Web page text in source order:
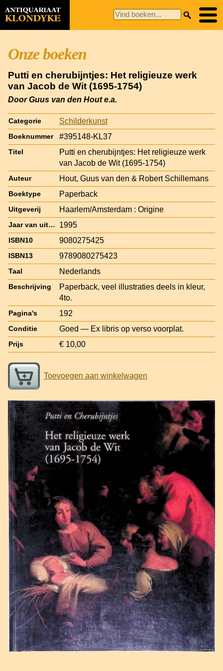
Onze boeken
Putti en cherubijntjes: Het religieuze werk
van Jacob de Wit (1695-1754)
Door Guus van den Hout e.a.
Categorie Schilderkunst
Boeknummer #395148-KL37
Titel
Putti en cherubijntjes: Het religieuze werk
van Jacob de Wit (1695-1754)
Auteur Hout, Guus van den & Robert Schillemans
Boektype Paperback
Uitgeverij Haarlem/Amsterdam : Origine
Jaar van uitgave 1995
ISBN10 9080275425
ISBN13 9789080275423
Taal Nederlands
Beschrijving
Paperback, veel illustraties deels in kleur,
4to.
Pagina's 192
Conditie Goed — Ex libris op verso voorplat.
Prijs € 10,00
Toevoegen aan winkelwagen